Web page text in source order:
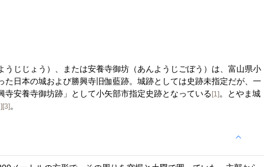
うじじょう）、または安養寺御坊（あんようじごぼう）は、富山県小
た日本の城および勝興寺旧伽藍跡。城跡としては史跡未指定だが、一
寺安養寺御坊跡」として小矢部市指定史跡となっている [1]。とやま城
[3]。